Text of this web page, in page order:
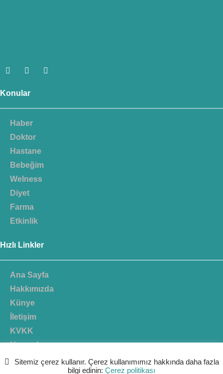
Konular
Haber
Doktor
Hastane
Bebeğim
Welness
Diyet
Farma
Etkinlik
Hızlı Linkler
Ana Sayfa
Hakkımızda
Künye
İletişim
KVKK
Uzmanlar
Sitemiz çerez kullanır. Çerez kullanımımız hakkında daha fazla
bilgi edinin: Çerez politikası